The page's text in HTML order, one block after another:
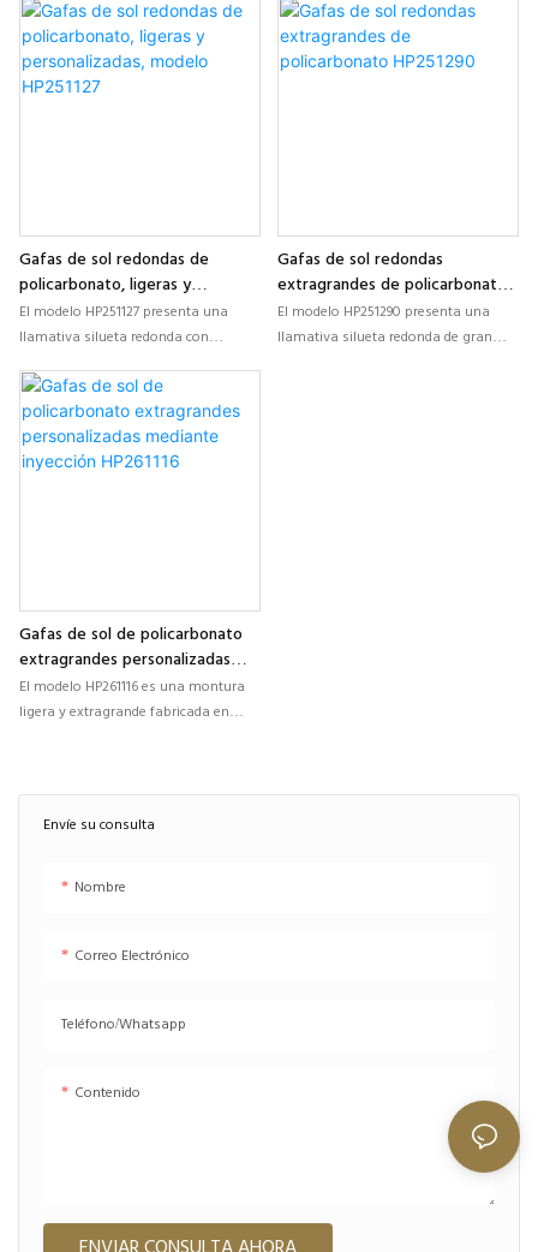
Envíe su consulta
Nombre
Correo Electrónico
Teléfono/whatsapp
Contenido
retro con una construcción moderna y
ligera, ideal para marcas que
desarrollan colecciones
personalizadas de gafas de sol retro.
modernas que buscan gafas de sol
minimalistas, ligeras y versátiles, con
un fuerte atractivo comercial.
Gafas de sol redondas de
policarbonato, ligeras y
personalizadas, modelo
HP251127
El modelo HP251127 presenta una
llamativa silueta redonda con
fabricado en policarbonato ligero.
Diseñado para marcas que buscan
gafas de sol de moda
personalizadas, elegantes y
Gafas de sol redondas
extragrandes de policarbonato
HP251290
El modelo HP251290 presenta una
llamativa silueta redonda de gran
Gafas de sol de policarbonato
extragrandes personalizadas
mediante inyección HP261116
El modelo HP261116 es una montura
ligera y extragrande fabricada en
los impactos y una producción a gran
escala. Ideal para marcas que buscan